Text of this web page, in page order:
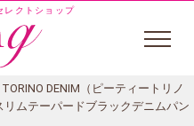
レクトショップ
TORINO DENIM（ピーティートリノ
ムテーパードブラックデニムパン